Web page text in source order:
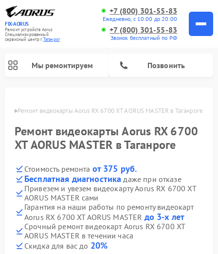
FIX-AORUS
Ремонт устройств Aorus
Специализированный
cервисный центр г.Таганрог
+7 (800) 301-55-83
Ежедневно, с 10:00 до 20:00
+7 (800) 301-55-83
Звонок бесплатный по РФ
Мы ремонтируем Позвонить
Ремонт видеокарты Aorus RX 6700 XT AORUS MASTER в Таганроге
Ремонт видеокарты Aorus RX 6700
XT AORUS MASTER в Таганроге
Стоимость ремонта от 375 руб.
Бесплатная диагностика даже при отказе
Привезем и увезем видеокарту Aorus RX 6700 XT
AORUS MASTER сами
Гарантия на наши работы по ремонту видеокарт
Aorus RX 6700 XT AORUS MASTER до 3-х лет
Срочный ремонт видеокарт Aorus RX 6700 XT
AORUS MASTER в течении часа
Скидка для вас до 20%